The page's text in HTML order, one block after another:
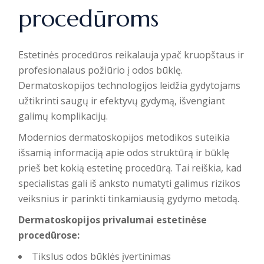
procedūroms
Estetinės procedūros reikalauja ypač kruopštaus ir
profesionalaus požiūrio į odos būklę.
Dermatoskopijos technologijos leidžia gydytojams
užtikrinti saugų ir efektyvų gydymą, išvengiant
galimų komplikacijų.
Modernios dermatoskopijos metodikos suteikia
išsamią informaciją apie odos struktūrą ir būklę
prieš bet kokią estetinę procedūrą. Tai reiškia, kad
specialistas gali iš anksto numatyti galimus rizikos
veiksnius ir parinkti tinkamiausią gydymo metodą.
Dermatoskopijos privalumai estetinėse
procedūrose:
Tikslus odos būklės įvertinimas